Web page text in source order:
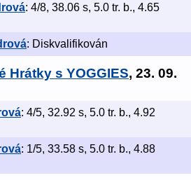
: 4/8, 38.06 s, 5.0 tr. b., 4.65
: Diskvalifikován
Hrátky s YOGGIES, 23. 09.
: 4/5, 32.92 s, 5.0 tr. b., 4.92
: 1/5, 33.58 s, 5.0 tr. b., 4.88